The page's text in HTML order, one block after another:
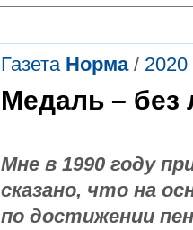
Газета Норма/ 2020
Медаль – без
Мне в 1990 году
сказано, что на
по достижении